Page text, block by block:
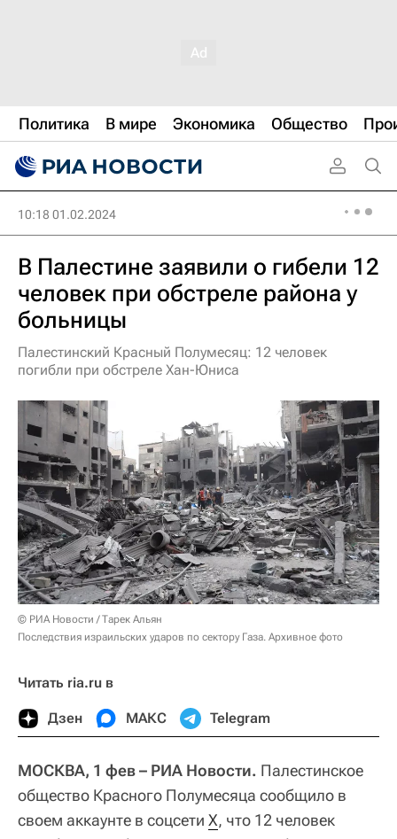
Политика В мире Экономика Общество
10:18 01.02.2024
В Палестине заявили о гибели 12
человек при обстреле района у
больницы
Палестинский Красный Полумесяц: 12 человек
погибли при обстреле Хан-Юниса
© РИА Новости / Тарек Альян
Последствия израильских ударов по сектору Газа. Архивное фото
Читать ria.ru в
Дзен МАКС Telegram
МОСКВА, 1 фев – РИА Новости. Палестинское
общество Красного Полумесяца сообщило в
своем аккаунте в соцсети Х, что 12 человек